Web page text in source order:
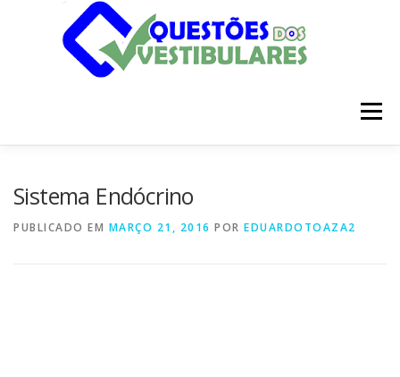
Menu
Sistema Endócrino
PUBLICADO EM MARÇO 21, 2016 POR EDUARDOTOAZA2